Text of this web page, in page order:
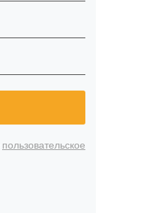
пользовательское